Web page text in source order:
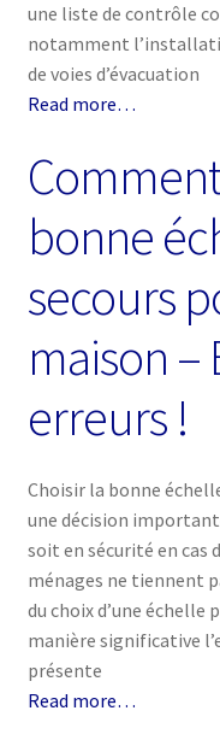
une liste de contrôle
notamment
de voies d’évacuation
Read more…
bonne
secours
maison –
erreurs !
Choisir la bonne
une décision
soit en sécurité en cas
ménages ne tiennent
du choix d’une échelle
manière significative
présente
Read more…